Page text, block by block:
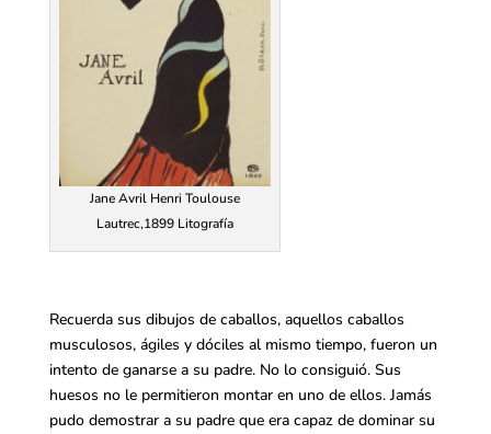
Jane Avril Henri Toulouse
Lautrec,1899 Litografía
Recuerda sus dibujos de caballos, aquellos caballos
musculosos, ágiles y dóciles al mismo tiempo, fueron un
intento de ganarse a su padre. No lo consiguió. Sus
huesos no le permitieron montar en uno de ellos. Jamás
pudo demostrar a su padre que era capaz de dominar su